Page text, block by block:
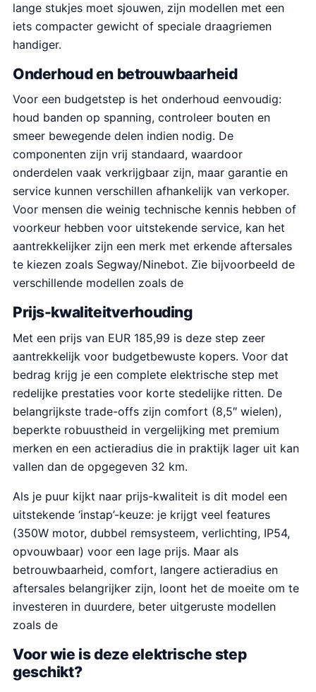
lange stukjes moet sjouwen, zijn modellen met een
iets compacter gewicht of speciale draagriemen
handiger.
Onderhoud en betrouwbaarheid
Voor een budgetstep is het onderhoud eenvoudig:
houd banden op spanning, controleer bouten en
smeer bewegende delen indien nodig. De
componenten zijn vrij standaard, waardoor
onderdelen vaak verkrijgbaar zijn, maar garantie en
service kunnen verschillen afhankelijk van verkoper.
Voor mensen die weinig technische kennis hebben of
voorkeur hebben voor uitstekende service, kan het
aantrekkelijker zijn een merk met erkende aftersales
te kiezen zoals Segway/Ninebot. Zie bijvoorbeeld de
verschillende modellen zoals de
Prijs-kwaliteitverhouding
Met een prijs van EUR 185,99 is deze step zeer
aantrekkelijk voor budgetbewuste kopers. Voor dat
bedrag krijg je een complete elektrische step met
redelijke prestaties voor korte stedelijke ritten. De
belangrijkste trade-offs zijn comfort (8,5″ wielen),
beperkte robuustheid in vergelijking met premium
merken en een actieradius die in praktijk lager uit kan
vallen dan de opgegeven 32 km.
Als je puur kijkt naar prijs-kwaliteit is dit model een
uitstekende ‘instap’-keuze: je krijgt veel features
(350W motor, dubbel remsysteem, verlichting, IP54,
opvouwbaar) voor een lage prijs. Maar als
betrouwbaarheid, comfort, langere actieradius en
aftersales belangrijker zijn, loont het de moeite om te
investeren in duurdere, beter uitgeruste modellen
zoals de
Voor wie is deze elektrische step
geschikt?